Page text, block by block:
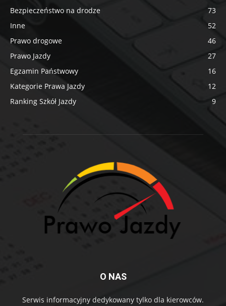
Bezpieczeństwo na drodze
73
Inne
52
Prawo drogowe
46
Prawo Jazdy
27
Egzamin Państwowy
16
Kategorie Prawa Jazdy
12
Ranking Szkół Jazdy
9
O NAS
Serwis informacyjny dedykowany tylko dla kierowców.